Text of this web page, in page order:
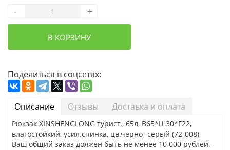
- +
В КОРЗИНУ
Поделиться в соцсетях:
Описание Отзывы Доставка и оплата
Рюкзак XINSHENGLONG турист., 65л, В65*Ш30*Г22,
влагостойкий, усил.спинка, цв.черно- серый (72-008)
Ваш общий заказ должен быть не менее 10 000 рублей.